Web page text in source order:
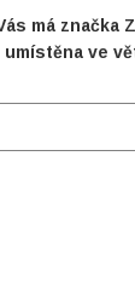
má značka
umístěna ve